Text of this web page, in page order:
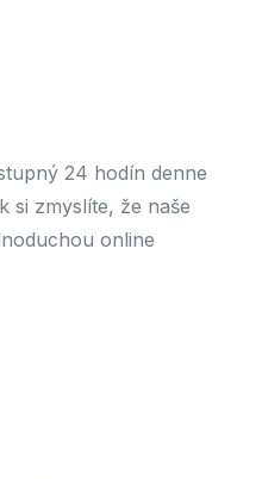
24 hodín denne
si zmyslíte, že naše
online